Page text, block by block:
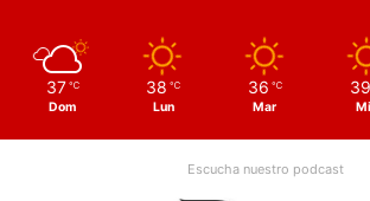
37 ℃
Dom
38 ℃
Lun
36 ℃
Mar
39
Escucha nuestro podcast